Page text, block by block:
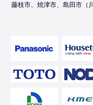
藤枝市、焼津市、島田市（